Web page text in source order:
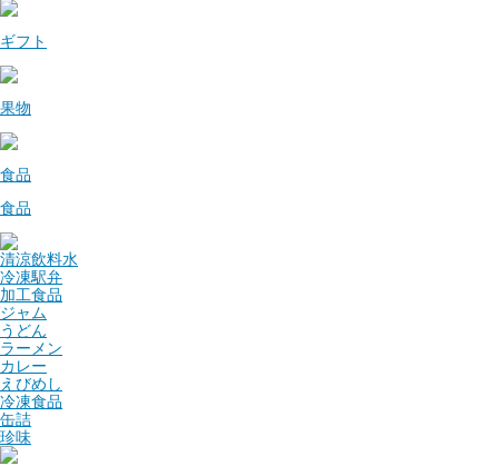
ギフト
果物
食品
食品
清涼飲料水
冷凍駅弁
加工食品
ジャム
うどん
ラーメン
カレー
えびめし
冷凍食品
缶詰
珍味